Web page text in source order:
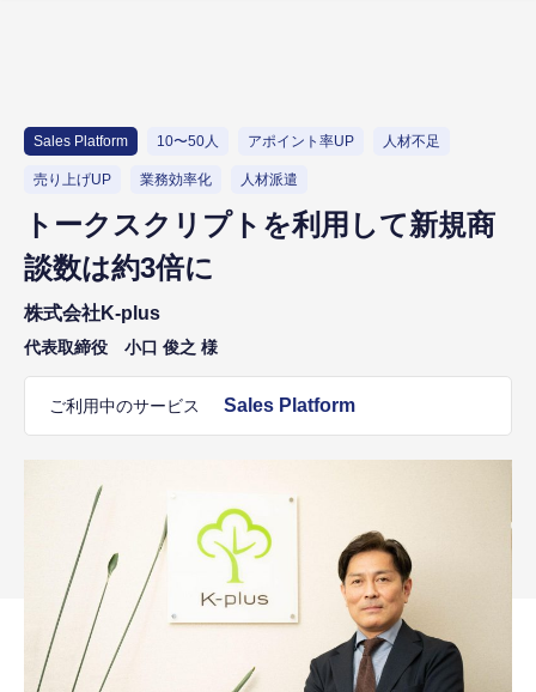
Sales Platform 10〜50人 アポイント率UP 人材不足
売り上げUP 業務効率化 人材派遣
トークスクリプトを利用して新規商
談数は約3倍に
株式会社K-plus
代表取締役 小口 俊之 様
ご利用中のサービス Sales Platform